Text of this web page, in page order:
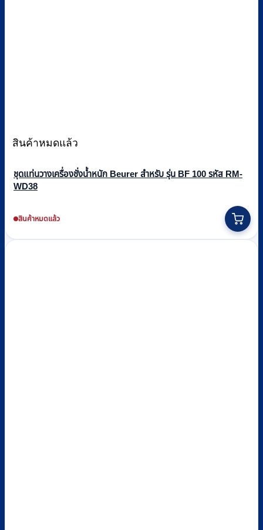
สินค้าหมดแล้ว
ชุดแท่นวางเครื่องชั่งน้ำหนัก Beurer สำหรับ รุ่น BF 100 รหัส RM-
WD38
สินค้าหมดแล้ว